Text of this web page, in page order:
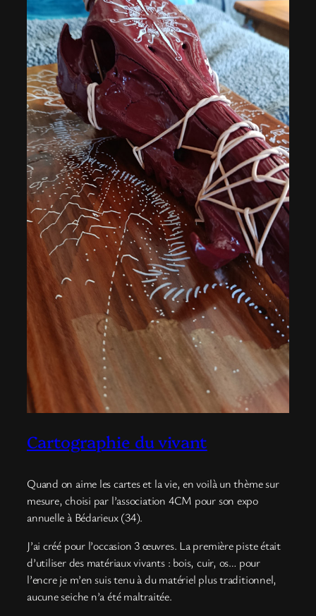
Cartographie du vivant
Quand on aime les cartes et la vie, en voilà un thème sur
mesure, choisi par l’association 4CM pour son expo
annuelle à Bédarieux (34).
J’ai créé pour l’occasion 3 œuvres. La première piste était
d’utiliser des matériaux vivants : bois, cuir, os… pour
l’encre je m’en suis tenu à du matériel plus traditionnel,
aucune seiche n’a été maltraitée.